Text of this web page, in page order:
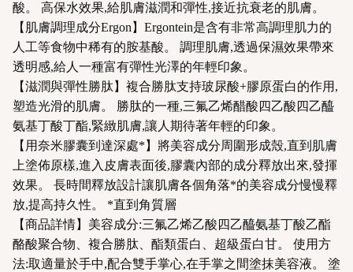
酸。 高保水效果,給肌膚滋潤和彈性,接近抗衰老的肌膚。
【肌膚調理成分Ergon】Ergontein是含有非常高調理肌力的
人工等食物中稀有的胺基酸。 調理肌膚,透過保濕效果帶來
透明感,給人一種富有彈性光澤的年輕印象。
【滋潤與彈性勝肽】複合勝肽支持玻尿酸+膠原蛋白的作用,
塑造光滑的肌膚。 勝肽的一種,三氟乙烯醋酸四乙酸四乙醯
氨基丁酸丁酯,緊緻肌膚,讓人期待著年輕的印象。
【用奈米膠囊到達深處*】將美容成分周圍形成殼,直到肌膚
上塗佈原樣,進入皮膚表面後,膠囊內部的成分釋放出來,發揮
效果。 長時間釋放設計讓肌膚各個角落*的美容成分慢慢釋
放,提高持久性。 *直到角質層
【商品詳情】美容成分:三氟乙烯乙酸四乙醯氨基丁酸乙酯
酪酸聚合物、複合勝肽、酯類蛋白、超級蛋白甘。 使用方
法:取適量於手中,配合雙手掌心,在手掌之間塗抹美容液。 塗